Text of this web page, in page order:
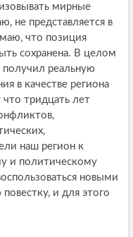
мирные
не представляется в
что позиция
сохранена. В целом
получил реальную
в качестве региона
тридцать лет
наш регион к
и политическому
новыми
и для этого